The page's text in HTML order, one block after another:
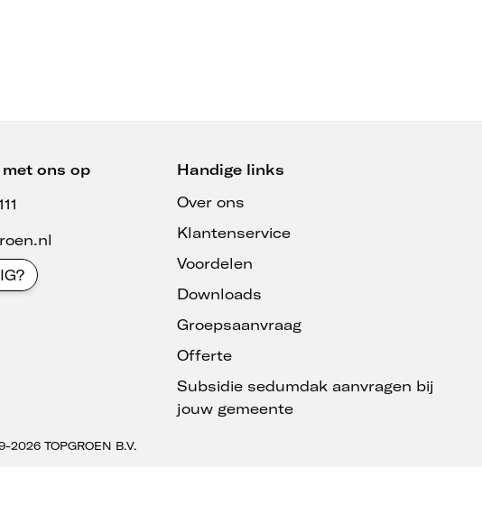
ons op
Handige links
Over ons
Klantenservice
Voordelen
Downloads
Groepsaanvraag
Offerte
Subsidie sedumdak aanvragen bij
jouw gemeente
2026 TOPGROEN B.V.